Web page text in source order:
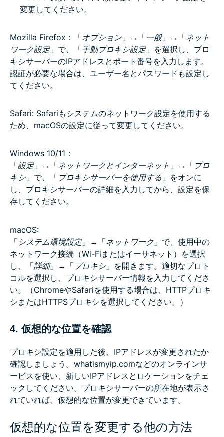
変更してください。
Mozilla Firefox：「オプション」→「一般」→「ネット
ワーク設定」で、「手動プロキシ設定」を選択し、プロ
キシサーバーのIPアドレスとポート番号を入力します。
認証が必要な場合は、ユーザー名とパスワードも設定し
てください。
Safari: Safariもシステムのネットワーク設定を使用する
ため、macOSの設定に従って変更してください。
Windows 10/11：
「設定」→「ネットワークとインターネット 」→「 プロ
キシ」で、「 プロキシサーバーを使用する 」をオンに
し、プロキシサーバーの詳細を入力してから、設定を保
存してください。
macOS:
「 システム環境設定」→「ネットワーク 」で、使用中の
ネットワーク接続（Wi-Fiまたはイーサネット）を選択
し、「詳細」→「 プロキシ」を開きます。適切なプロト
コルを選択し、プロキシサーバー情報を入力してくださ
い。（ChromeやSafariを使用する場合は、HTTPプロキ
シまたはHTTPSプロキシを選択してください。）
4. 仮想的な位置を確認
プロキシ設定を適用した後、IPアドレスが変更されたか
確認しましょう。whatismyip.comなどのオンラインサ
ービスを使い、新しいIPアドレスとロケーションをチェ
ックしてください。プロキシサーバーの所在地が表示さ
れていれば、仮想的な位置が変更できています。
仮想的な位置を変更する他の方法